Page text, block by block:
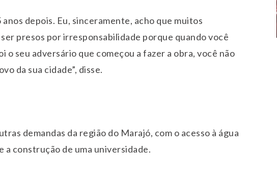
depois. Eu, sinceramente, acho que muitos
presos por irresponsabilidade porque quando você
o seu adversário que começou a fazer a obra, você não
da sua cidade”, disse.
demandas da região do Marajó, com o acesso à água
a construção de uma universidade.